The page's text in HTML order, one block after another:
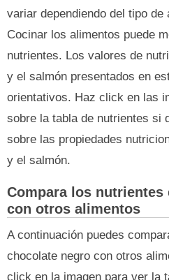
variar dependiendo del tipo
Cocinar los alimentos puede
nutrientes. Los valores de
y el salmón presentados en
orientativos. Haz click en las
sobre la tabla de nutrientes si
sobre las propiedades
y el salmón.
Compara los
con otros alimentos
A continuación puedes
chocolate negro con otros
click en la imagen para ver la